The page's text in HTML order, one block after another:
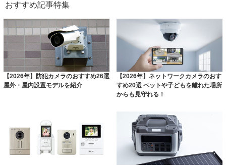
おすすめ記事特集
【2026年】防犯カメラのおすすめ26選
屋外・屋内設置モデルを紹介
【2026年】ネットワークカメラのおす
すめ20選 ペットや子どもを離れた場所
からも見守れる！